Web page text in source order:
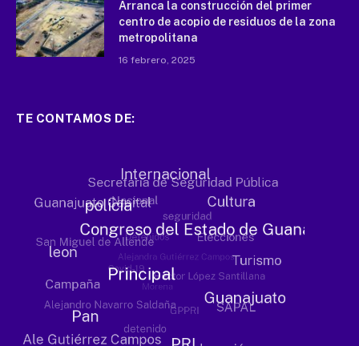
Arranca la construcción del primer
centro de acopio de residuos de la zona
metropolitana
16 febrero, 2025
TE CONTAMOS DE: